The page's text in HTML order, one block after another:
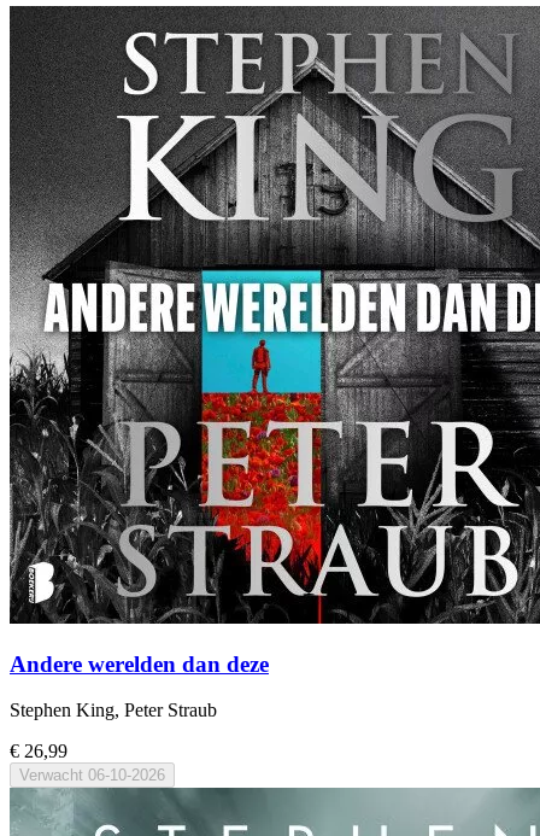
Andere werelden dan deze
Stephen King, Peter Straub
€ 26,99
Verwacht 06-10-2026